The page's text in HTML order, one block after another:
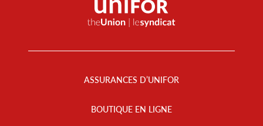
ASSURANCES D’UNIFOR
BOUTIQUE EN LIGNE